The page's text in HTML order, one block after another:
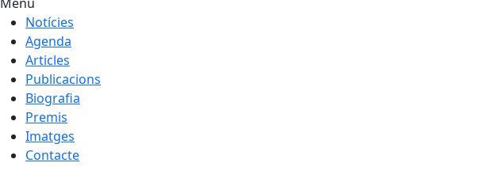
Notícies
Agenda
Articles
Publicacions
Biografia
Premis
Imatges
Contacte